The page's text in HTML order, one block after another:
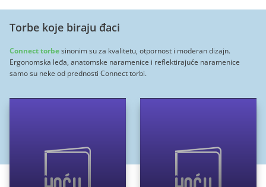
Torbe koje biraju đaci
Connect torbesinonim su za kvalitetu, otpornost i moderan dizajn.
Ergonomska leđa, anatomske naramenice i reflektirajuće naramenice
samo su neke od prednosti Connect torbi.